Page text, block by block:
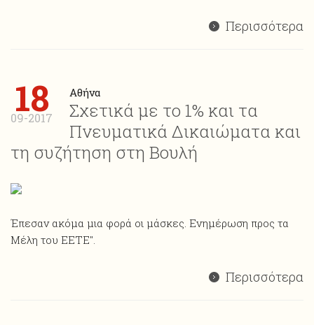
Περισσότερα
18
09-2017
Αθήνα
Σχετικά με το 1% και τα
Πνευματικά Δικαιώματα και
τη συζήτηση στη Βουλή
Έπεσαν ακόμα μια φορά οι μάσκες. Ενημέρωση προς τα
Μέλη του ΕΕΤΕ".
Περισσότερα